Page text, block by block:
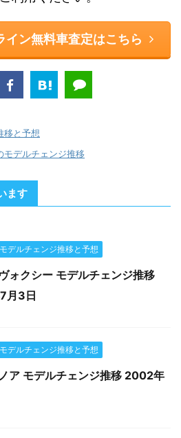
ン無料車査定はこちら
移と予想
モデルチェンジ推移
ます
デルチェンジ推移と予想
ォクシー モデルチェンジ推移
月3日
デルチェンジ推移と予想
ア モデルチェンジ推移 2002年